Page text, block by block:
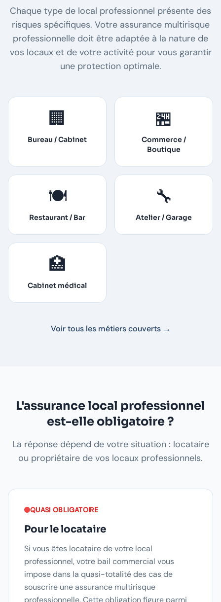
Chaque type de local professionnel présente des
risques spécifiques. Votre assurance multirisque
professionnelle doit être adaptée à la nature de
vos locaux et de votre activité pour vous garantir
une protection optimale.
🏢
Bureau / Cabinet
🏪
Commerce /
Boutique
🍽️
Restaurant / Bar
🔧
Atelier / Garage
🏥
Cabinet médical
Voir tous les métiers couverts →
L'assurance local professionnel
est-elle obligatoire ?
La réponse dépend de votre situation : locataire
ou propriétaire de vos locaux professionnels.
QUASI OBLIGATOIRE
Pour le locataire
Si vous êtes locataire de votre local
professionnel, votre bail commercial vous
impose dans la quasi-totalité des cas de
souscrire une assurance multirisque